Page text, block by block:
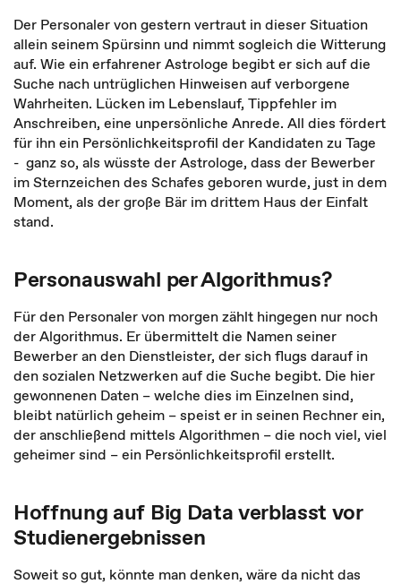
Der Personaler von gestern vertraut in dieser Situation
allein seinem Spürsinn und nimmt sogleich die Witterung
auf. Wie ein erfahrener Astrologe begibt er sich auf die
Suche nach untrüglichen Hinweisen auf verborgene
Wahrheiten. Lücken im Lebenslauf, Tippfehler im
Anschreiben, eine unpersönliche Anrede. All dies fördert
für ihn ein Persönlichkeitsprofil der Kandidaten zu Tage
- ganz so, als wüsste der Astrologe, dass der Bewerber
im Sternzeichen des Schafes geboren wurde, just in dem
Moment, als der große Bär im drittem Haus der Einfalt
stand.
Personauswahl per Algorithmus?
Für den Personaler von morgen zählt hingegen nur noch
der Algorithmus. Er übermittelt die Namen seiner
Bewerber an den Dienstleister, der sich flugs darauf in
den sozialen Netzwerken auf die Suche begibt. Die hier
gewonnenen Daten – welche dies im Einzelnen sind,
bleibt natürlich geheim – speist er in seinen Rechner ein,
der anschließend mittels Algorithmen – die noch viel, viel
geheimer sind – ein Persönlichkeitsprofil erstellt.
Hoffnung auf Big Data verblasst vor
Studienergebnissen
Soweit so gut, könnte man denken, wäre da nicht das